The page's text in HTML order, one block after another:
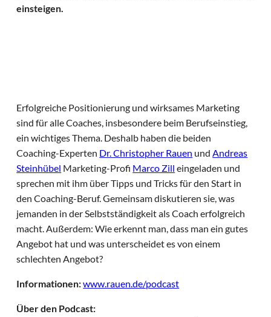
einsteigen.
Erfolgreiche Positionierung und wirksames Marketing
sind für alle Coaches, insbesondere beim Berufseinstieg,
ein wichtiges Thema. Deshalb haben die beiden
Coaching-Experten Dr. Christopher Rauen undAndreas
Steinhübel Marketing-Profi Marco Zill eingeladen und
sprechen mit ihm über Tipps und Tricks für den Start in
den Coaching-Beruf. Gemeinsam diskutieren sie, was
jemanden in der Selbstständigkeit als Coach erfolgreich
macht. Außerdem: Wie erkennt man, dass man ein gutes
Angebot hat und was unterscheidet es von einem
schlechten Angebot?
Informationen:www.rauen.de/podcast
Über den Podcast: